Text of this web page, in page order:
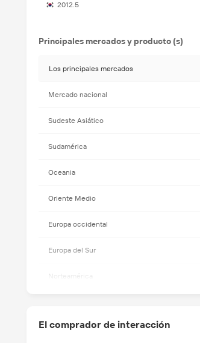
2012.5
Principales mercados y producto (s)
Los principales mercados
Mercado nacional
Sudeste Asiático
Sudamérica
Oceania
Oriente Medio
Europa occidental
Europa del Sur
Norteamérica
El comprador de interacción